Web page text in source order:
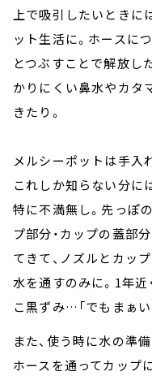
上で吸引したいときに
ット生活に。ホースに
とつぶすことで解放し
かりにくい鼻水やカタ
きたり。
メルシーポットは手入
これしか知らない分に
特に不満無し。先っぽ
プ部分・カップの蓋部
てきて、ノズルとカッ
水を通すのみに。1年
こ黒ずみ…「でもまぁい
また、使う時に水の準
ホースを通ってカップ